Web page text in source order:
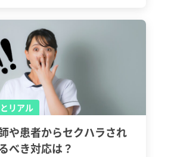
リアル
や患者からセクハラされ
べき対応は？